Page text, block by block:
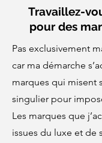
Travaillez-
pour des
Pas exclusivement
car ma démarche
marques qui misent
singulier pour
Les marques que
issues du luxe et de